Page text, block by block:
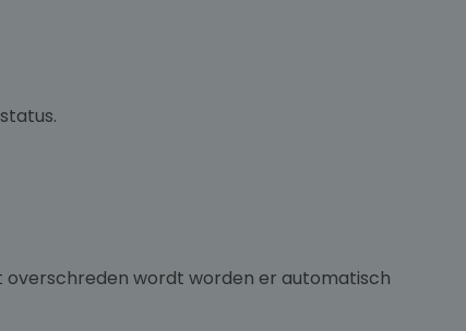
overschreden wordt worden er automatisch